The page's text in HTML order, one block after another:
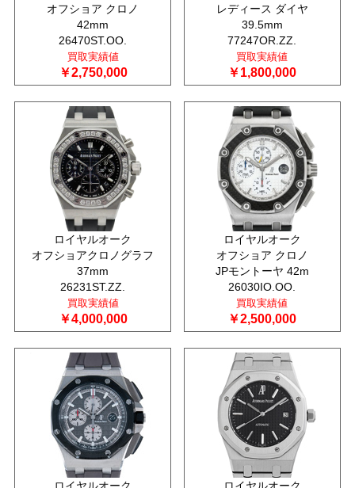
オフショア クロノ
42mm
26470ST.OO.
買取実績値
￥2,750,000
レディース ダイヤ
39.5mm
77247OR.ZZ.
買取実績値
￥1,800,000
ロイヤルオーク
オフショアクロノグラフ
37mm
26231ST.ZZ.
買取実績値
￥4,000,000
ロイヤルオーク
オフショア クロノ
JPモントーヤ 42m
26030IO.OO.
買取実績値
￥2,500,000